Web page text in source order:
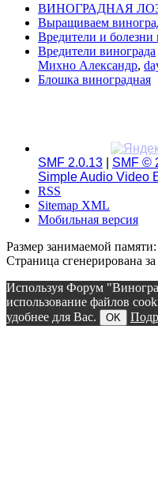
ВИНОГРАДНАЯ
Выращиваем
Вредители и болезни
Вредители винограда
Михно Александр,
Блошка виноградная
SMF 2.0.13 SMF ©
Simple Audio Video
RSS
Sitemap XML
Мобильная версия
Размер занимаемой памяти:
Страница сгенерирована
Используя Форум
использование файлов
удобнее для Вас.
OK